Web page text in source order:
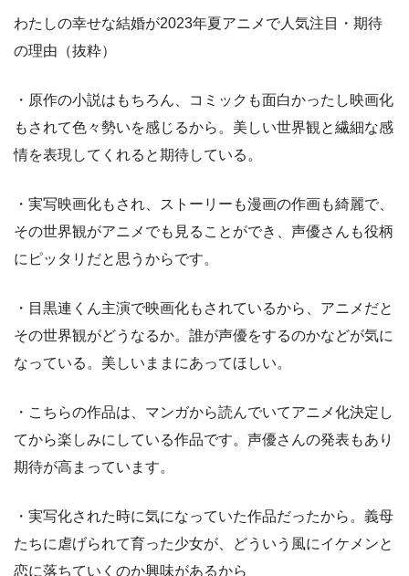
わたしの幸せな結婚が2023年夏アニメで人気注目・期待
の理由（抜粋）
・原作の小説はもちろん、コミックも面白かったし映画化
もされて色々勢いを感じるから。美しい世界観と繊細な感
情を表現してくれると期待している。
・実写映画化もされ、ストーリーも漫画の作画も綺麗で、
その世界観がアニメでも見ることができ、声優さんも役柄
にピッタリだと思うからです。
・目黒連くん主演で映画化もされているから、アニメだと
その世界観がどうなるか。誰が声優をするのかなどが気に
なっている。美しいままにあってほしい。
・こちらの作品は、マンガから読んでいてアニメ化決定し
てから楽しみにしている作品です。声優さんの発表もあり
期待が高まっています。
・実写化された時に気になっていた作品だったから。義母
たちに虐げられて育った少女が、どういう風にイケメンと
恋に落ちていくのか興味があるから